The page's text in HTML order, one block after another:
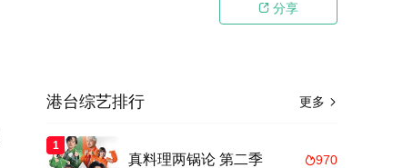
 分享
更多 
港台综艺排行
1
970
真料理两锅论 第二季